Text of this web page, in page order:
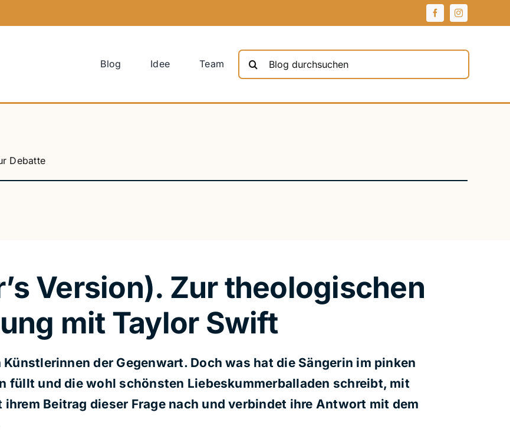
Blog Idee Team
Suche
nach:
Debatte
Version). Zur theologischen
mit Taylor Swift
der Gegenwart. Doch was hat die Sängerin im pinken
füllt und die wohl schönsten Liebeskummerballaden schreibt, mit
Beitrag dieser Frage nach und verbindet ihre Antwort mit dem